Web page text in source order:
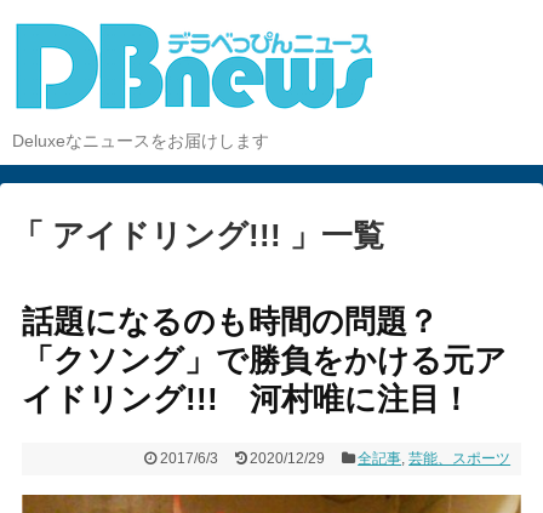
Deluxeなニュースをお届けします
「 アイドリング!!! 」一覧
話題になるのも時間の問題？
「クソング」で勝負をかける元ア
イドリング!!! 河村唯に注目！
2017/6/3 2020/12/29 全記事,芸能、スポーツ